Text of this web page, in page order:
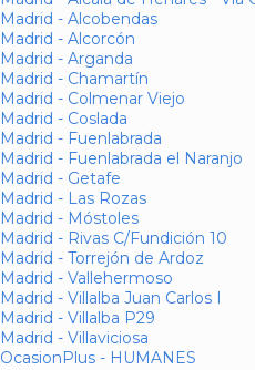
Madrid - Alcobendas
Madrid - Alcorcón
Madrid - Arganda
Madrid - Chamartín
Madrid - Colmenar Viejo
Madrid - Coslada
Madrid - Fuenlabrada
Madrid - Fuenlabrada el Naranjo
Madrid - Getafe
Madrid - Las Rozas
Madrid - Móstoles
Madrid - Rivas C/Fundición 10
Madrid - Torrejón de Ardoz
Madrid - Vallehermoso
Madrid - Villalba Juan Carlos I
Madrid - Villalba P29
Madrid - Villaviciosa
OcasionPlus - HUMANES